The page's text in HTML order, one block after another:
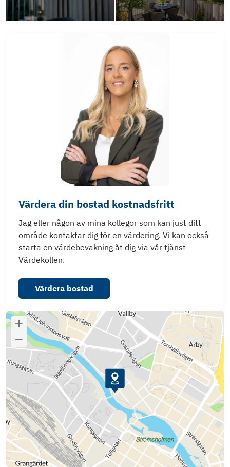
Värdera din bostad kostnadsfritt
Jag eller någon av mina kollegor som kan just ditt
område kontaktar dig för en värdering. Vi kan också
starta en värdebevakning åt dig via vår tjänst
Värdekollen.
Värdera bostad